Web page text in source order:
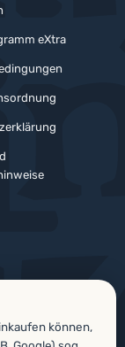
können,
eXtra
Firmen und Vereine